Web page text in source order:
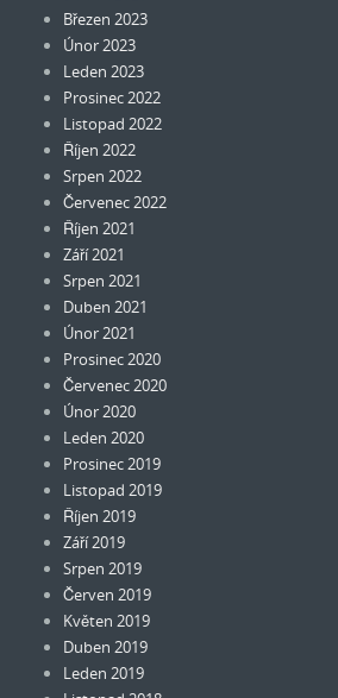
Březen 2023
Únor 2023
Leden 2023
Prosinec 2022
Listopad 2022
Říjen 2022
Srpen 2022
Červenec 2022
Říjen 2021
Září 2021
Srpen 2021
Duben 2021
Únor 2021
Prosinec 2020
Červenec 2020
Únor 2020
Leden 2020
Prosinec 2019
Listopad 2019
Říjen 2019
Září 2019
Srpen 2019
Červen 2019
Květen 2019
Duben 2019
Leden 2019